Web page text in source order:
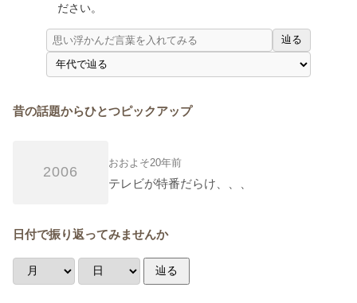
ださい。
辿る
昔の話題からひとつピックアップ
2006
おおよそ20年前
テレビが特番だらけ、、、
日付で振り返ってみませんか
辿る